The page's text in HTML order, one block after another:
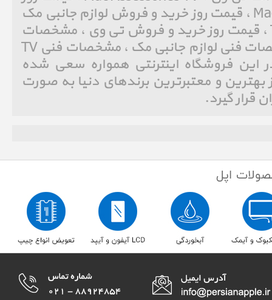
خرید و فروش Mac Assessories ، قیمت روز خرید و فروش لوازم جانبی مک
، قیمت روز خرید و فروش TV ، قیمت روز خرید و فروش تی وی ، مشخصات
فنی Mac Assessories ، مشخصات فنی لوازم جانبی مک ، مشخصات فنی TV
فروشگاه اینترنتی همواره سعی شده
بهترین و معتبرترین برندهای دنیا به صورت
قرار گیرد.